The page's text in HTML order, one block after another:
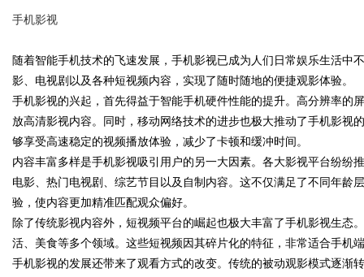
uz
手机影视
随着智能手机技术的飞速发展，手机影视已成为人们日常娱乐生活中
影、电视剧以及各种短视频内容，实现了随时随地的便捷观影体验。
手机影视的兴起，首先得益于智能手机硬件性能的提升。高分辨率的
放高清影视内容。同时，移动网络技术的进步也极大推动了手机影视
够享受高速稳定的视频播放体验，减少了卡顿和缓冲时间。
内容丰富多样是手机影视吸引用户的另一大因素。各大影视平台纷纷
电影、热门电视剧、综艺节目以及自制内容。这不仅满足了不同年龄
验，使内容更加精准匹配观众偏好。
除了传统影视内容外，短视频平台的崛起也极大丰富了手机影视生态
活、美食等多个领域。这些短视频因其碎片化的特征，非常适合手机
手机影视的发展还带来了观看方式的改变。传统的被动观影模式逐渐
新育人引领未来科